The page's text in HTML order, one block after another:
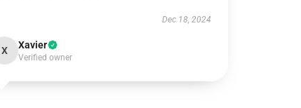
Dec 18, 2024
X Xavier
Verified owner